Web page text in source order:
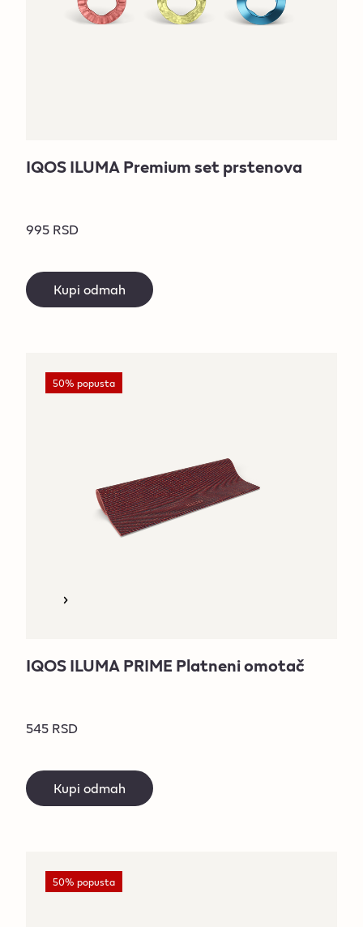
IQOS ILUMA Premium set prstenova
995 RSD
Kupi odmah
50% popusta
IQOS ILUMA PRIME Platneni omotač
545 RSD
Kupi odmah
50% popusta